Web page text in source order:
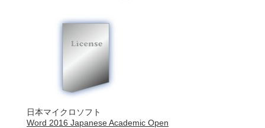
日本マイクロソフト
Word 2016 Japanese Academic Open